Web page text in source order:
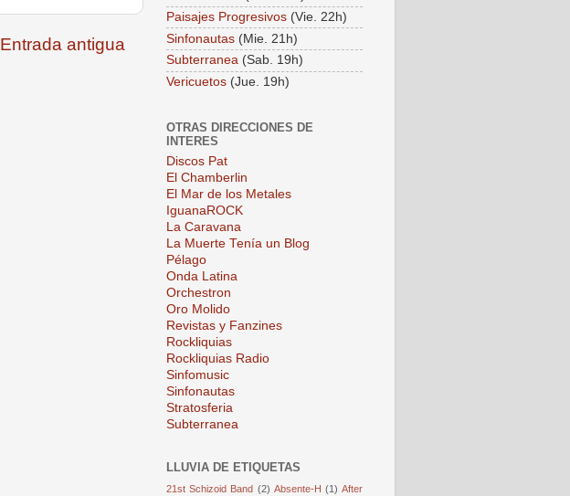
Entrada antigua
Paisajes Progresivos (Vie. 22h)
Sinfonautas (Mie. 21h)
Subterranea (Sab. 19h)
Vericuetos (Jue. 19h)
OTRAS DIRECCIONES DE
INTERES
Discos Pat
El Chamberlin
El Mar de los Metales
IguanaROCK
La Caravana
La Muerte Tenía un Blog
Pélago
Onda Latina
Orchestron
Oro Molido
Revistas y Fanzines
Rockliquias
Rockliquias Radio
Sinfomusic
Sinfonautas
Stratosferia
Subterranea
LLUVIA DE ETIQUETAS
21st Schizoid Band (2) Absente-H (1) After